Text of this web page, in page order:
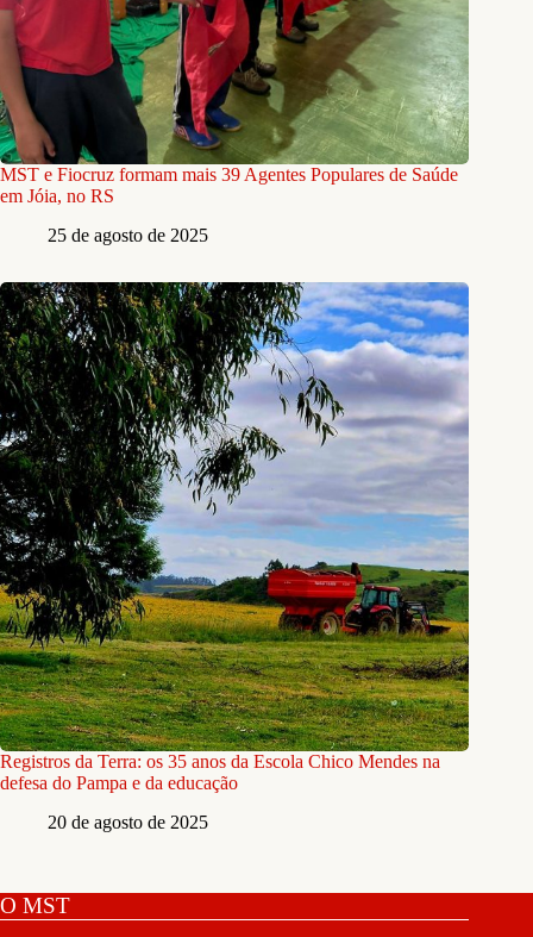
MST e Fiocruz formam mais 39 Agentes Populares de Saúde
em Jóia, no RS
25 de agosto de 2025
Registros da Terra: os 35 anos da Escola Chico Mendes na
defesa do Pampa e da educação
20 de agosto de 2025
O MST